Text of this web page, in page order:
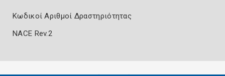
Κωδικοί Αριθμοί Δραστηριότητας
NACE Rev.2